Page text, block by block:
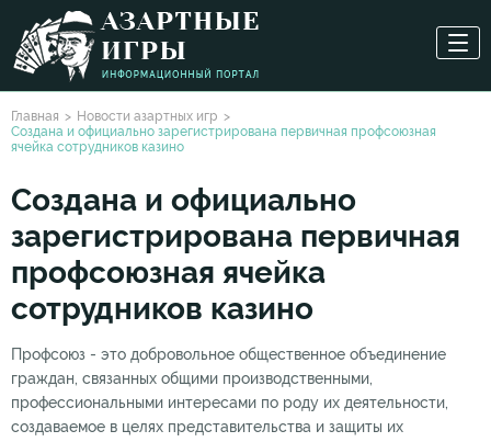
Главная
Новости азартных игр
Создана и официально зарегистрирована первичная профсоюзная
ячейка сотрудников казино
Создана и официально
зарегистрирована первичная
профсоюзная ячейка
сотрудников казино
Профсоюз - это добровольное общественное объединение
граждан, связанных общими производственными,
профессиональными интересами по роду их деятельности,
создаваемое в целях представительства и защиты их